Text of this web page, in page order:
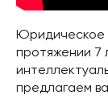
Юридическое
протяжении 7
предлагаем